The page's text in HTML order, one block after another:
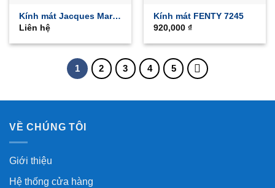
Kính mát Jacques Marie
Mage KILPATRIC
Liên hệ
Kính mát FENTY 7245
920,000₫
1 2 3 4 5
VỀ CHÚNG TÔI
Giới thiệu
Hệ thống cửa hàng